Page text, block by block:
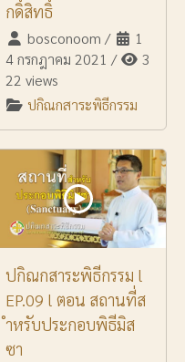
กดิ์สิทธิ์
bosconoom /
1
4 กรกฎาคม 2021 /
3
22 views
ปกิณกสาระพิธีกรรม
ปกิณกสาระพิธีกรรม l
EP.09 l ตอน สถานที่ส
ำหรับประกอบพิธีมิส
ซา